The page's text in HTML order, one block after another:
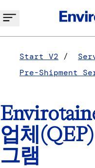
Start V2
Pre-Shipment
업체
그램